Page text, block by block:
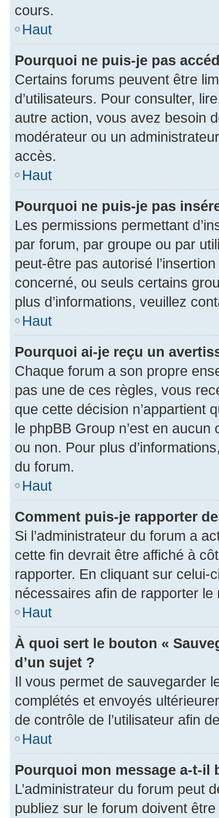
cours.
Haut
Pourquoi ne puis-je pas
Certains forums peuvent être
d’utilisateurs. Pour consulter,
autre action, vous avez besoin
modérateur ou un
accès.
Haut
Pourquoi ne puis-je pas
Les permissions permettant
par forum, par groupe ou par
peut-être pas autorisé
concerné, ou seuls certains
plus d’informations, veuillez
Haut
Pourquoi ai-je reçu un
Chaque forum a son propre
pas une de ces règles, vous
que cette décision n’appartient
le phpBB Group n’est en
ou non. Pour plus
du forum.
Haut
Comment puis-je rapporter
Si l’administrateur du forum a
cette fin devrait être affiché à
rapporter. En cliquant sur
nécessaires afin de rapporter le
Haut
À quoi sert le bouton «
d’un sujet ?
Il vous permet de sauvegarder
complétés et envoyés
de contrôle de l’utilisateur afin
Haut
Pourquoi mon message a-t-il
L’administrateur du forum peut
publiez sur le forum doivent